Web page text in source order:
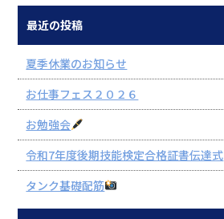
最近の投稿
夏季休業のお知らせ
お仕事フェス２０２６
お勉強会
令和7年度後期技能検定合格証書伝達式
タンク基礎配筋